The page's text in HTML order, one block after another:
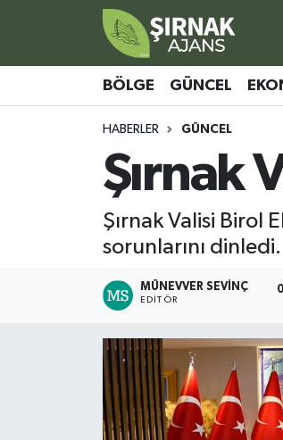
BÖLGE GÜNCEL
HABERLER GÜNCEL
Şırnak
Şırnak Valisi Birol
sorunlarını dinledi.
MÜNEVVER SEVINÇ
EDITÖR
Bölge
Ekonomi
Kültür - Sanat
Siyaset
Şırnak Nöbetçi Eczaneler
Şirnak Namaz Vakitleri
Süper Lig Puan Durumu ve Fikstür
Tüm Manşetler
Son Dakika Haberleri
Haber Arşivi